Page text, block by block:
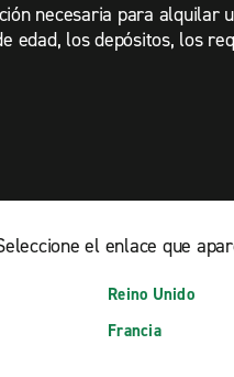
necesaria para alquilar
edad, los depósitos, los
el enlace que
Reino Unido
Francia